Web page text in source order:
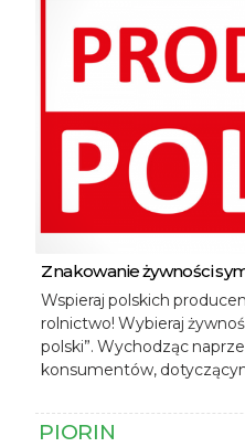
Znakowanie żywności
Wspieraj polskich
rolnictwo! Wybieraj
polski”. Wychodząc
konsumentów,
PIORIN